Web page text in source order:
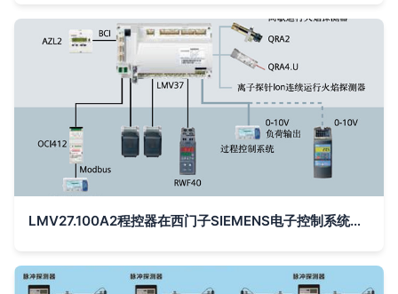
LMV27.100A2程控器在西门子SIEMENS电子控制系统中的高端应用与性能剖析